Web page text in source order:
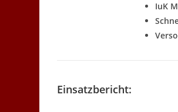
IuK
Einsatzbericht: